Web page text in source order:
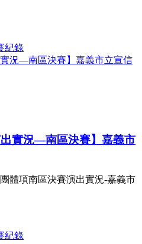
紀錄
出實況—南區決賽】嘉義市
體項南區決賽演出實況-嘉義市
紀錄